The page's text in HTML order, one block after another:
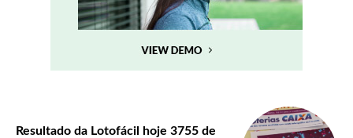
Resultado da Lotofácil hoje 3755 de